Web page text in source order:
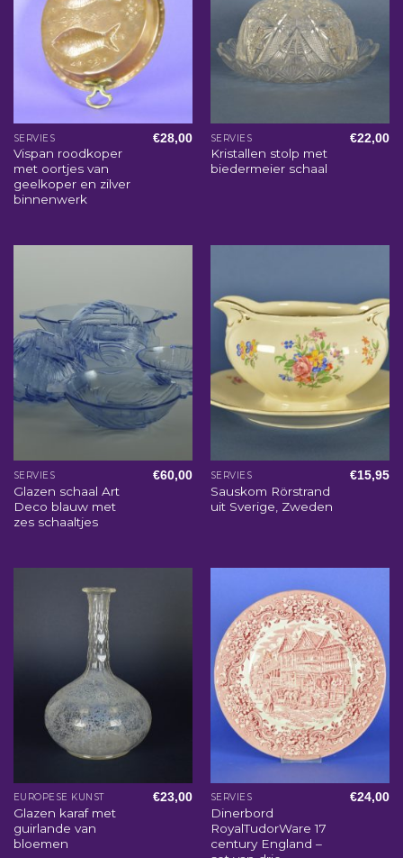
SERVIES
Vispan roodkoper
met oortjes van
geelkoper en zilver
binnenwerk
€28,00 SERVIES
Kristallen stolp met
biedermeier schaal
€22,00
SERVIES
Glazen schaal Art
Deco blauw met
zes schaaltjes
€60,00 SERVIES
Sauskom Rörstrand
uit Sverige, Zweden
€15,95
EUROPESE KUNST
Glazen karaf met
guirlande van
bloemen
€23,00 SERVIES
Dinerbord
RoyalTudorWare 17
century England –
€24,00